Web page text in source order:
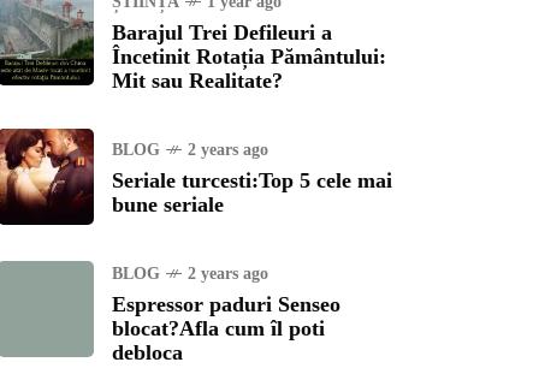
Barajul Trei Defileuri a
Încetinit Rotația Pământului:
Mit sau Realitate?
BLOG 2 years ago
Seriale turcesti:Top 5 cele mai
bune seriale
BLOG 2 years ago
Espressor paduri Senseo
blocat?Afla cum îl poti
debloca